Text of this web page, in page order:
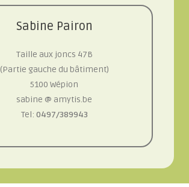
Sabine Pairon
Taille aux joncs 47B
(Partie gauche du bâtiment)
5100 Wépion
sabine @ amytis.be
Tel: 0497/389943